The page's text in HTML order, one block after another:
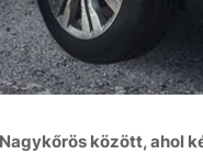
között, ahol